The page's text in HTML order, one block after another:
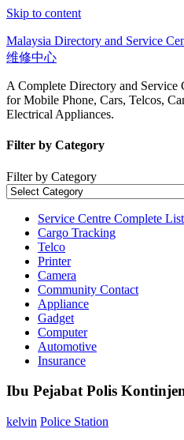
Skip to content
Malaysia Directory and Service
维修中心
A Complete Directory and Service
for Mobile Phone, Cars, Telcos,
Electrical Appliances.
Filter by Category
Filter by Category
Service Centre Complete List
Cargo Tracking
Telco
Printer
Camera
Community Contact
Appliance
Gadget
Computer
Automotive
Insurance
Ibu Pejabat Polis
kelvin Police Station